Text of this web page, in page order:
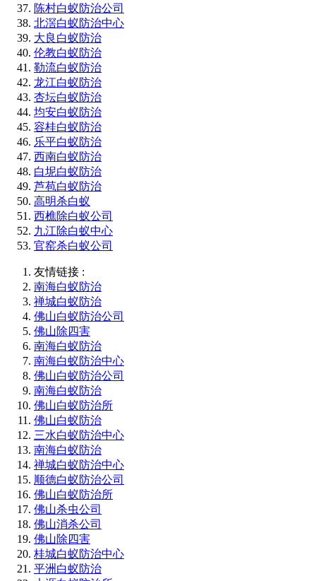
陈村白蚁防治公司
北滘白蚁防治中心
大良白蚁防治
伦教白蚁防治
勒流白蚁防治
龙江白蚁防治
杏坛白蚁防治
均安白蚁防治
容桂白蚁防治
乐平白蚁防治
西南白蚁防治
白坭白蚁防治
芦苞白蚁防治
高明杀白蚁
西樵除白蚁公司
九江除白蚁中心
官窑杀白蚁公司
友情链接 :
南海白蚁防治
禅城白蚁防治
佛山白蚁防治公司
佛山除四害
南海白蚁防治
南海白蚁防治中心
佛山白蚁防治公司
南海白蚁防治
佛山白蚁防治所
佛山白蚁防治
三水白蚁防治中心
南海白蚁防治
禅城白蚁防治中心
顺德白蚁防治公司
佛山白蚁防治所
佛山杀虫公司
佛山消杀公司
佛山除四害
桂城白蚁防治中心
平洲白蚁防治